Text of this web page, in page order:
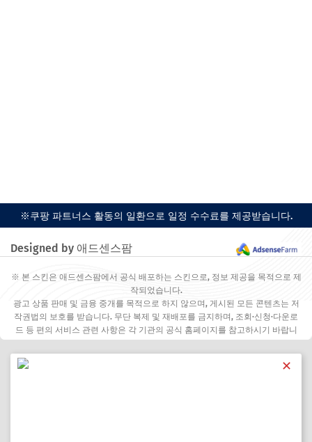
※쿠팡 파트너스 활동의 일환으로 일정 수수료를 제공받습니다.
Designed by 애드센스팜
※ 본 스킨은 애드센스팜에서 공식 배포하는 스킨으로, 정보 제공을 목적으로 제
작되었습니다.
광고 상품 판매 및 금융 중개를 목적으로 하지 않으며, 게시된 모든 콘텐츠는 저
작권법의 보호를 받습니다. 무단 복제 및 재배포를 금지하며, 조회·신청·다운로
드 등 편의 서비스 관련 사항은 각 기관의 공식 홈페이지를 참고하시기 바랍니
✕